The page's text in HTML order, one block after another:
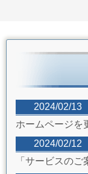
2024/02/13
ホームページを
2024/02/12
「サービスのご